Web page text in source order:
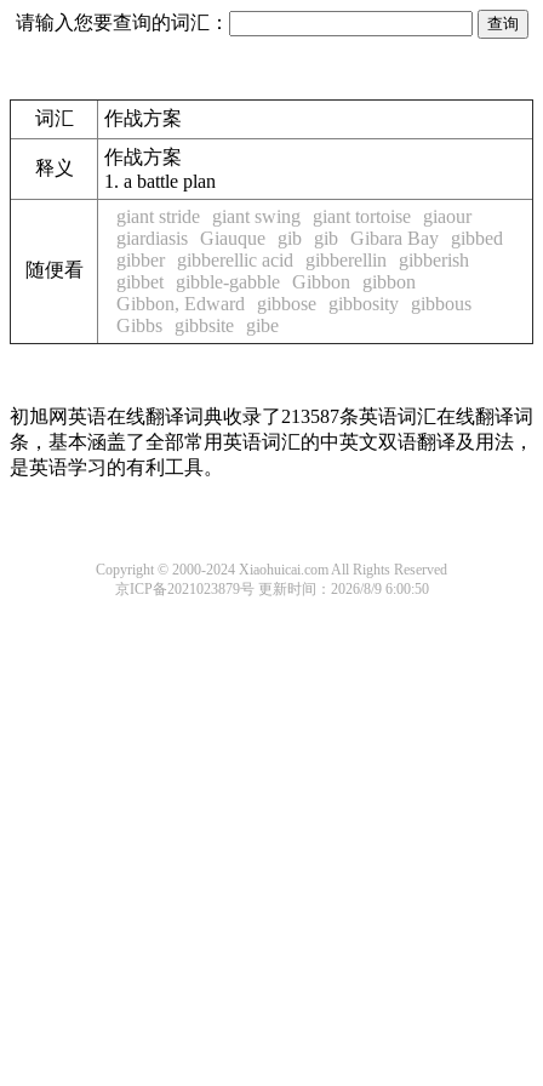
请输入您要查询的词汇：
词汇 作战方案
释义
作战方案
1. a battle plan
随便看
giant stride giant swing giant tortoise
giaour
giardiasis Giauque gib gib Gibara Bay
gibbed
gibber
gibberellic acid gibberellin
gibberish
gibbet
gibble-gabble Gibbon
gibbon
Gibbon, Edward
gibbose gibbosity
gibbous
Gibbs
gibbsite gibe
初旭网英语在线翻译词典收录了213587条英语词汇在线翻译词
条，基本涵盖了全部常用英语词汇的中英文双语翻译及用法，
是英语学习的有利工具。
Copyright © 2000-2024 Xiaohuicai.com All Rights Reserved
京ICP备2021023879号更新时间：2026/8/9 6:00:50